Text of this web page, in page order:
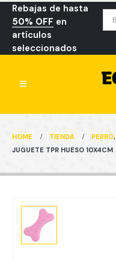
Rebajas de hasta
50% OFF en
artículos
seleccionados
HOME TIENDA PERRO,
JUGUETE TPR HUESO 10X4CM